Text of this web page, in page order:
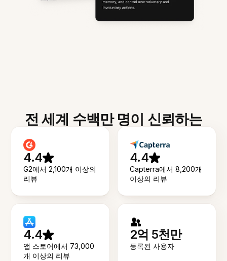
전 세계 수백만 명이 신뢰하는
4.4
G2에서 2,100개 이상의
리뷰
4.4
Capterra에서 8,200개
이상의 리뷰
4.4
앱 스토어에서 73,000
개 이상의 리뷰
2억 5천만
등록된 사용자